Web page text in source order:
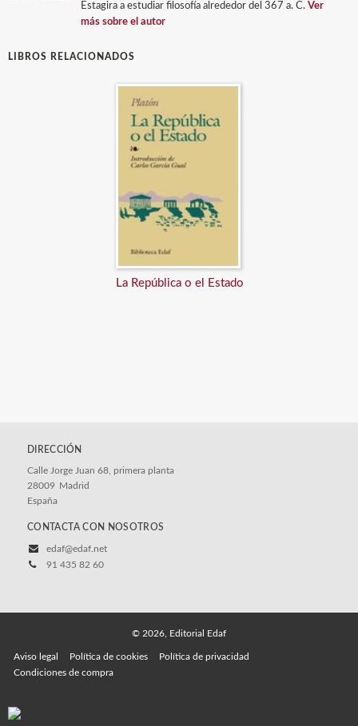
Estagira a estudiar filosofía alrededor del 367 a. C. Ver
más sobre el autor
LIBROS RELACIONADOS
La República o el Estado
DIRECCIÓN
Calle Jorge Juan 68, primera planta
28009 Madrid
España
CONTACTA CON NOSOTROS
edaf@edaf.net
91 435 82 60
© 2026, Editorial Edaf
Aviso legal Política de cookies
Política de privacidad
Condiciones de compra